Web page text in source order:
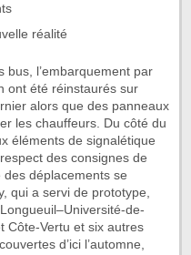
réalité
bus, l’embarquement par
ont été réinstaurés sur
alors que des panneaux
les chauffeurs. Du côté du
éléments de signalétique
des consignes de
déplacements se
qui a servi de prototype,
de-
Côte-Vertu et six autres
d’ici l’automne,